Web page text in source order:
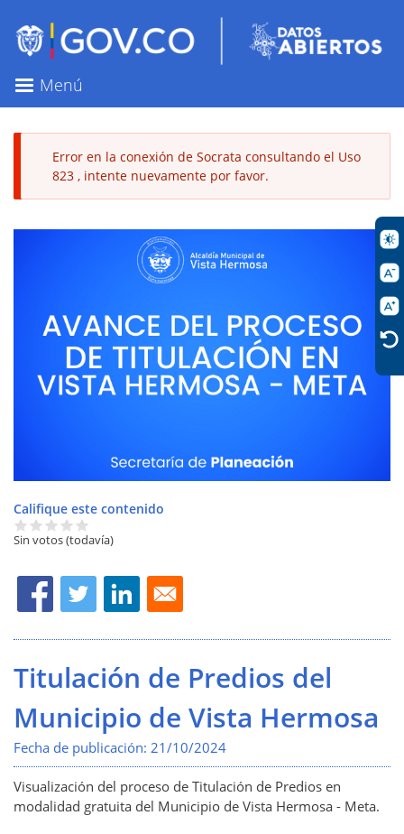
contenido
principal
Menú
Mensaje
Error en la conexión de Socrata consultando el Uso
823 , intente nuevamente por favor.
Califique este contenido
Sin votos (todavía)
Titulación de Predios del
Municipio de Vista Hermosa
Fecha de publicación: 21/10/2024
Visualización del proceso de Titulación de Predios en
modalidad gratuita del Municipio de Vista Hermosa - Meta.